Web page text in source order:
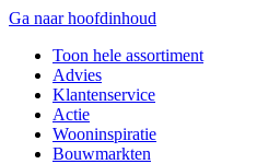
Ga naar hoofdinhoud
Toon hele assortiment
Advies
Klantenservice
Actie
Wooninspiratie
Bouwmarkten